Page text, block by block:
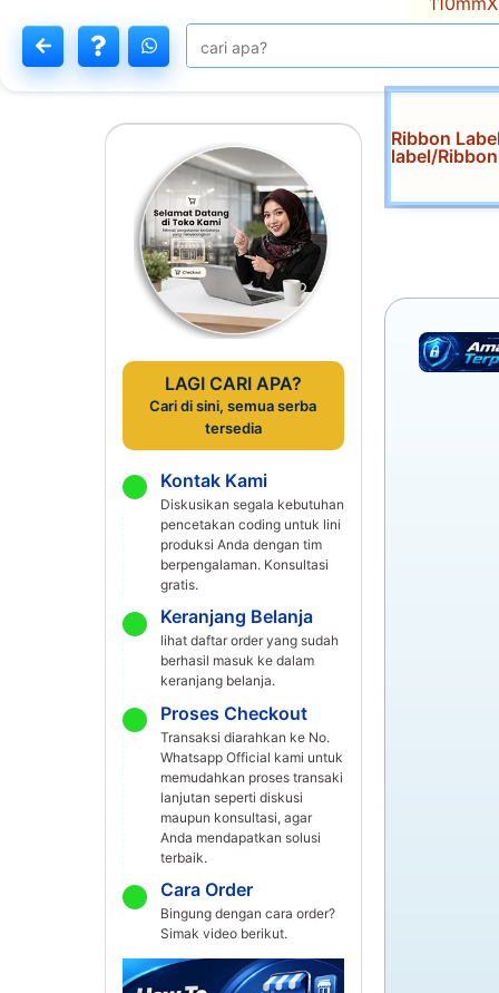
LAGI CARI APA?
Cari di sini, semua serba
tersedia
Kontak Kami
Diskusikan segala kebutuhan
pencetakan coding untuk lini
produksi Anda dengan tim
berpengalaman. Konsultasi
gratis.
Keranjang Belanja
lihat daftar order yang sudah
berhasil masuk ke dalam
keranjang belanja.
Proses Checkout
Transaksi diarahkan ke No.
Whatsapp Official kami untuk
memudahkan proses transaki
lanjutan seperti diskusi
maupun konsultasi, agar
Anda mendapatkan solusi
terbaik.
Cara Order
Bingung dengan cara order?
Simak video berikut.
Ribbon
label/